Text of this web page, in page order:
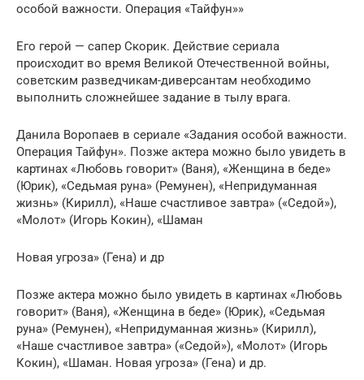
особой важности. Операция «Тайфун»»
Его герой — сапер Скорик. Действие сериала
происходит во время Великой Отечественной войны,
советским разведчикам-диверсантам необходимо
выполнить сложнейшее задание в тылу врага.
Данила Воропаев в сериале «Задания особой важности.
Операция Тайфун». Позже актера можно было увидеть в
картинах «Любовь говорит» (Ваня), «Женщина в беде»
(Юрик), «Седьмая руна» (Ремунен), «Непридуманная
жизнь» (Кирилл), «Наше счастливое завтра» («Седой»),
«Молот» (Игорь Кокин), «Шаман
Новая угроза» (Гена) и др
Позже актера можно было увидеть в картинах «Любовь
говорит» (Ваня), «Женщина в беде» (Юрик), «Седьмая
руна» (Ремунен), «Непридуманная жизнь» (Кирилл),
«Наше счастливое завтра» («Седой»), «Молот» (Игорь
Кокин), «Шаман. Новая угроза» (Гена) и др.